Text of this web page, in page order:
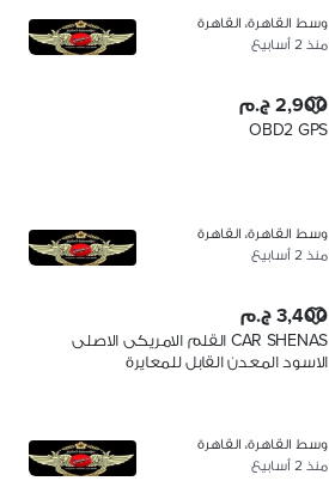
وسط القاهرة، القاهرة
منذ 2 أسابيع
2,900 ج.م
OBD2 GPS
وسط القاهرة، القاهرة
منذ 2 أسابيع
3,400 ج.م
CAR SHENAS القلم الامريكى الاصلى
الاسود المعدن القابل للمعايرة
وسط القاهرة، القاهرة
منذ 2 أسابيع